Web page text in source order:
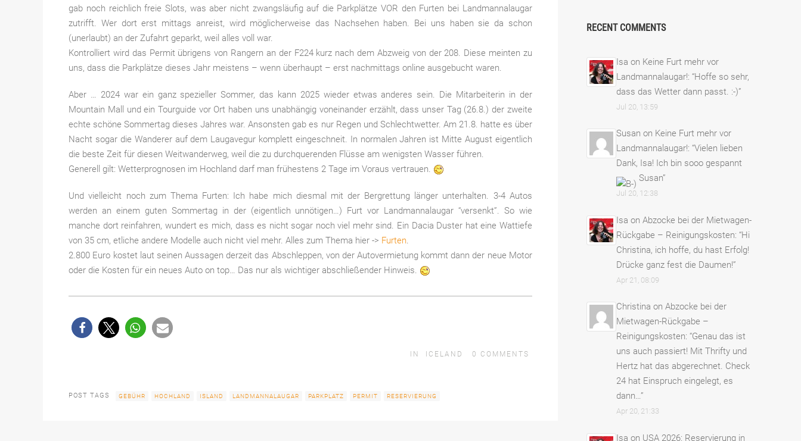
gab noch reichlich freie Slots, was aber nicht zwangsläufig auf die Parkplätze VOR den Furten bei Landmannalaugar
zutrifft. Wer dort erst mittags anreist, wird möglicherweise das Nachsehen haben. Bei uns haben sie da schon
(unerlaubt) an der Zufahrt geparkt, weil alles voll war.
Kontrolliert wird das Permit übrigens von Rangern an der F224 kurz nach dem Abzweig von der 208. Diese meinten zu
uns, dass die Parkplätze dieses Jahr meistens – wenn überhaupt – erst nachmittags online ausgebucht waren.
Aber … 2024 war ein ganz spezieller Sommer, das kann 2025 wieder etwas anderes sein. Die Mitarbeiterin in der
Mountain Mall und ein Tourguide vor Ort haben uns unabhängig voneinander erzählt, dass unser Tag (26.8.) der zweite
echte schöne Sommertag dieses Jahres war. Ansonsten gab es nur Regen und Schlechtwetter. Am 21.8. hatte es über
Nacht sogar die Wanderer auf dem Laugavegur komplett eingeschneit. In normalen Jahren ist Mitte August eigentlich
die beste Zeit für diesen Weitwanderweg, weil die zu durchquerenden Flüsse am wenigsten Wasser führen.
Generell gilt: Wetterprognosen im Hochland darf man frühestens 2 Tage im Voraus vertrauen.
Und vielleicht noch zum Thema Furten: Ich habe mich diesmal mit der Bergrettung länger unterhalten. 3-4 Autos
werden an einem guten Sommertag in der (eigentlich unnötigen…) Furt vor Landmannalaugar “versenkt”. So wie
manche dort reinfahren, wundert es mich, dass es nicht sogar noch viel mehr sind. Ein Dacia Duster hat eine Wattiefe
von 35 cm, etliche andere Modelle auch nicht viel mehr. Alles zum Thema hier -> Furten.
2.800 Euro kostet laut seinen Aussagen derzeit das Abschleppen, von der Autovermietung kommt dann der neue Motor
oder die Kosten für ein neues Auto on top… Das nur als wichtiger abschließender Hinweis.
IN ICELAND 0 COMMENTS
POST TAGS GEBÜHR HOCHLAND ISLAND LANDMANNALAUGAR PARKPLATZ PERMIT RESERVIERUNG
RECENT COMMENTS
Isa on Keine Furt mehr vor
Landmannalaugar!: “Hoffe so sehr,
dass das Wetter dann passt. :-)”
Jul 20, 13:59
Susan on Keine Furt mehr vor
Landmannalaugar!: “Vielen lieben
Dank, Isa! Ich bin sooo gespannt
Susan”
Jul 20, 12:38
Isa on Abzocke bei der Mietwagen-
Rückgabe – Reinigungskosten: “Hi
Christina, ich hoffe, du hast Erfolg!
Drücke ganz fest die Daumen!”
Apr 21, 08:09
Christina on Abzocke bei der
Mietwagen-Rückgabe –
Reinigungskosten: “Genau das ist
uns auch passiert! Mit Thrifty und
Hertz hat das abgerechnet. Check
24 hat Einspruch eingelegt, es
dann…”
Apr 20, 21:33
Isa on USA 2026: Reservierung in